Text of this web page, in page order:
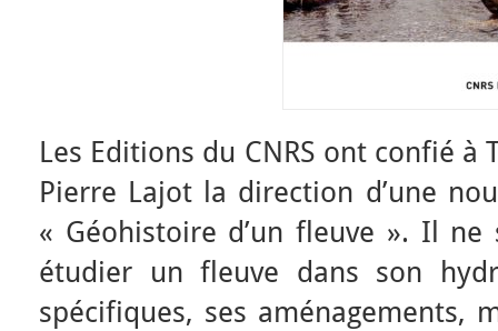
Les Editions du CNRS ont confié
Pierre Lajot la direction d’une
« Géohistoire d’un fleuve ». Il ne
étudier un fleuve dans son
spécifiques, ses aménagements,